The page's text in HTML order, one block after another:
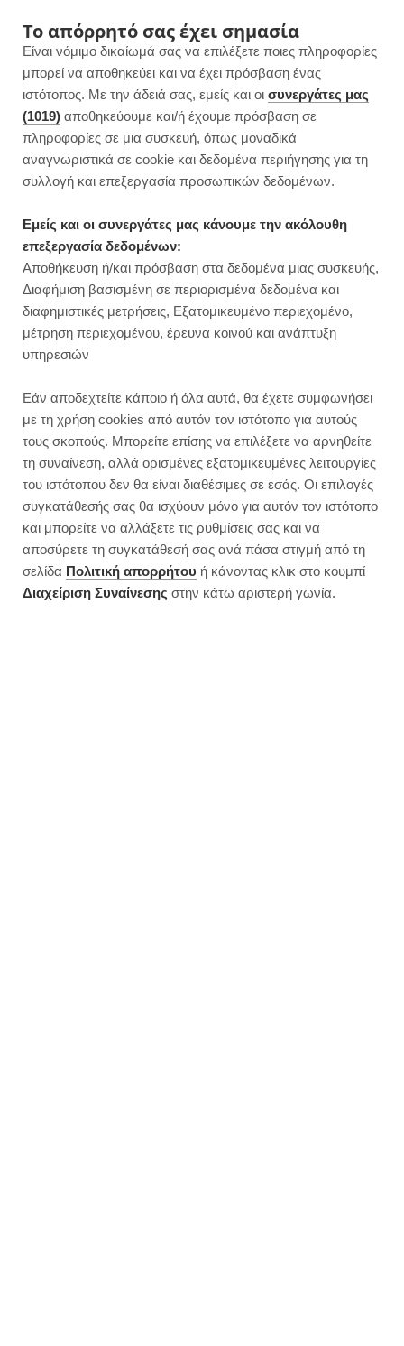
a
c
e
b
o
k
n
s
t
a
a
m
i
n
t
e
s
t
o
u
T
u
TAG
CHRISTMAS STICKS
Μπισκοτένια christmas sticks
(βουτυρένια & βουτηγμένα σε
σοκολάτα)
Το απόρρητό σας έχει σημασία
Είναι νόμιμο δικαίωμά σας να επιλέξετε ποιες πληροφορίες
μπορεί να αποθηκεύει και να έχει πρόσβαση ένας
ιστότοπος. Με την άδειά σας, εμείς και οι συνεργάτες μας
(1019) αποθηκεύουμε και/ή έχουμε πρόσβαση σε
πληροφορίες σε μια συσκευή, όπως μοναδικά
αναγνωριστικά σε cookie και δεδομένα περιήγησης για τη
συλλογή και επεξεργασία προσωπικών δεδομένων.
Εμείς και οι συνεργάτες μας κάνουμε την ακόλουθη
επεξεργασία δεδομένων:
Αποθήκευση ή/και πρόσβαση στα δεδομένα μιας συσκευής,
Διαφήμιση βασισμένη σε περιορισμένα δεδομένα και
διαφημιστικές μετρήσεις, Εξατομικευμένο περιεχομένο,
μέτρηση περιεχομένου, έρευνα κοινού και ανάπτυξη
υπηρεσιών
Εάν αποδεχτείτε κάποιο ή όλα αυτά, θα έχετε συμφωνήσει
με τη χρήση cookies από αυτόν τον ιστότοπο για αυτούς
τους σκοπούς. Μπορείτε επίσης να επιλέξετε να αρνηθείτε
τη συναίνεση, αλλά ορισμένες εξατομικευμένες λειτουργίες
του ιστότοπου δεν θα είναι διαθέσιμες σε εσάς. Οι επιλογές
συγκατάθεσής σας θα ισχύουν μόνο για αυτόν τον ιστότοπο
και μπορείτε να αλλάξετε τις ρυθμίσεις σας και να
αποσύρετε τη συγκατάθεσή σας ανά πάσα στιγμή από τη
σελίδα Πολιτική απορρήτου ή κάνοντας κλικ στο κουμπί
Διαχείριση Συναίνεσης στην κάτω αριστερή γωνία.